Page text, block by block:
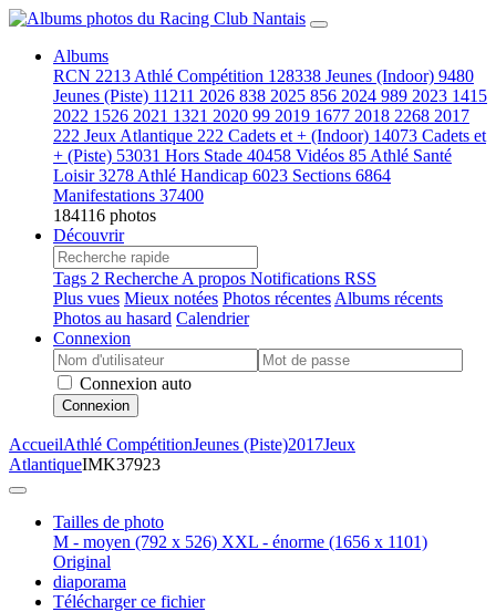
Albums
RCN 2213 Athlé Compétition 128338 Jeunes (Indoor) 9480
Jeunes (Piste) 11211 2026 838 2025 856 2024 989 2023 1415
2022 1526 2021 1321 2020 99 2019 1677 2018 2268 2017
222 Jeux Atlantique 222 Cadets et + (Indoor) 14073 Cadets et
+ (Piste) 53031 Hors Stade 40458 Vidéos 85 Athlé Santé
Loisir3278 Athlé Handicap 6023 Sections 6864
Manifestations 37400
184116 photos
Découvrir
Tags 2 Recherche A propos Notifications RSS
Plus vues Mieux notées Photos récentes Albums récents
Photos au hasard Calendrier
Connexion
Connexion auto
Connexion
AccueilAthlé CompétitionJeunes (Piste)2017Jeux
AtlantiqueIMK37923
Tailles de photo
M - moyen (792 x 526) XXL - énorme (1656 x 1101)
Original
diaporama
Télécharger ce fichier